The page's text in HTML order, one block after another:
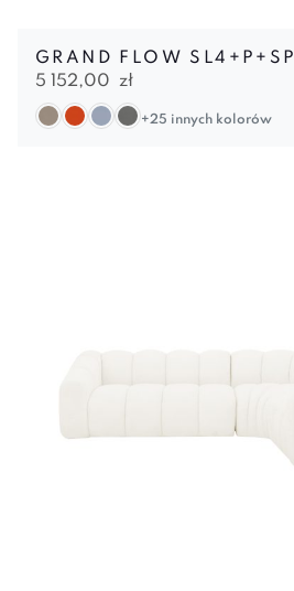
GRAND FLOW SL4+P+SP
5 152,00 zł
+25 innych kolorów